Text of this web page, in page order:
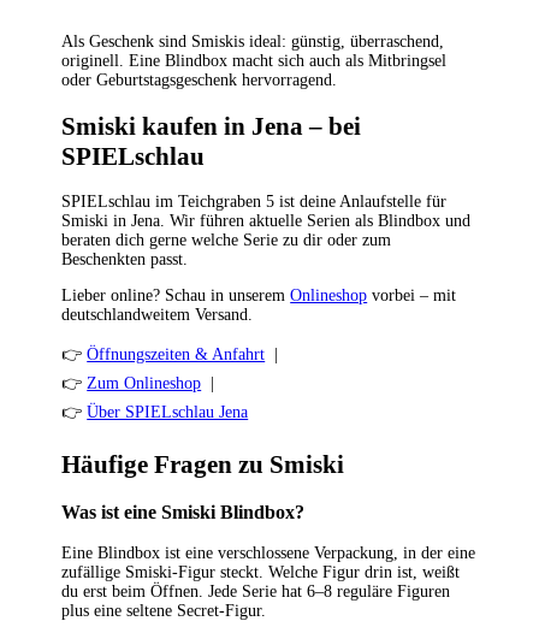
Als Geschenk sind Smiskis ideal: günstig, überraschend,
originell. Eine Blindbox macht sich auch als Mitbringsel
oder Geburtstagsgeschenk hervorragend.
Smiski kaufen in Jena – bei
SPIELschlau
SPIELschlau im Teichgraben 5 ist deine Anlaufstelle für
Smiski in Jena. Wir führen aktuelle Serien als Blindbox und
beraten dich gerne welche Serie zu dir oder zum
Beschenkten passt.
Lieber online? Schau in unseremOnlineshop vorbei – mit
deutschlandweitem Versand.
👉Öffnungszeiten & Anfahrt
👉Zum Onlineshop
👉Über SPIELschlau Jena
Häufige Fragen zu Smiski
Was ist eine Smiski Blindbox?
Eine Blindbox ist eine verschlossene Verpackung, in der eine
zufällige Smiski-Figur steckt. Welche Figur drin ist, weißt
du erst beim Öffnen. Jede Serie hat 6–8 reguläre Figuren
plus eine seltene Secret-Figur.